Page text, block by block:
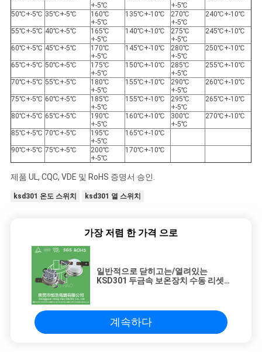
+-5℃
+-5℃
50℃+-5℃ 35℃+-5℃
160℃
+-5℃
135℃+-10℃
270℃
+-5℃
240℃+-10℃
55℃+-5℃ 40℃+-5℃
165℃
+-5℃
140℃+-10℃
275℃
+-5℃
245℃+-10℃
60℃+-5℃ 45℃+-5℃
170℃
+-5℃
145℃+-10℃
280℃
+-5℃
250℃+-10℃
65℃+-5℃ 50℃+-5℃
175℃
+-5℃
150℃+-10℃
285℃
+-5℃
255℃+-10℃
70℃+-5℃ 55℃+-5℃
180℃
+-5℃
155℃+-10℃
290℃
+-5℃
260℃+-10℃
75℃+-5℃ 60℃+-5℃
185℃
+-5℃
155℃+-10℃
295℃
+-5℃
265℃+-10℃
80℃+-5℃ 65℃+-5℃
190℃
+-5℃
160℃+-10℃
300℃
+-5℃
270℃+-10℃
85℃+-5℃ 70℃+-5℃
195℃
+-5℃
165℃+-10℃
90℃+-5℃ 75℃+-5℃
200℃
+-5℃
170℃+-10℃
제품 UL, CQC, VDE 및 RoHS 증명서 승인.
ksd301 온도 스위치 ksd301 열 스위치
가장 저렴 한 가격 으로
일반적으로 닫히고는/열려있는
KSD301 두금속 보온장치 수동 리셋
계속하다